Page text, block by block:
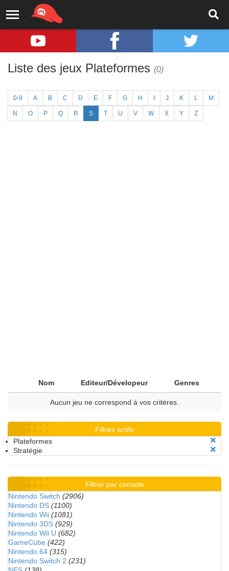
Liste des jeux Plateformes (0)
0-9 A B C D E F G H J K L M
N O P Q R S T U V W X Y Z
Nom Editeur/Dévelopeur Genres
Aucun jeu ne correspond à vos critères.
Filtres actifs
Plateformes
Stratégie
Filtrer par console
Nintendo Switch (2906)
Nintendo DS (1100)
Nintendo Wii (1081)
Nintendo 3DS (929)
Nintendo Wii U (682)
GameCube (422)
Nintendo 64 (315)
Nintendo Switch 2 (231)